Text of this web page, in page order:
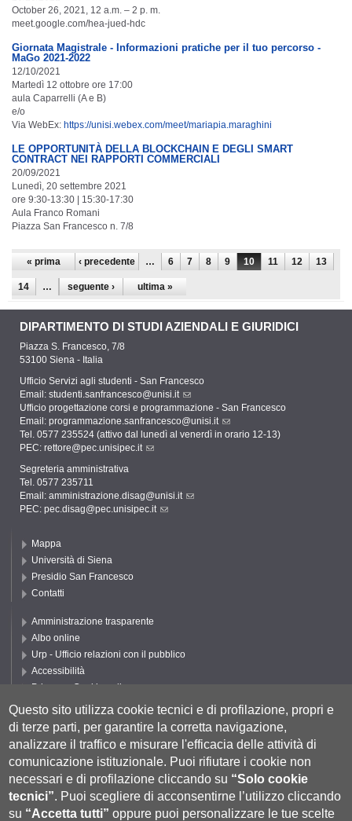
October 26, 2021, 12 a.m. – 2 p. m.
meet.google.com/hea-jued-hdc
Giornata Magistrale - Informazioni pratiche per il tuo percorso -
MaGo 2021-2022
12/10/2021
Martedì 12 ottobre ore 17:00
aula Caparrelli (A e B)
e/o
Via WebEx: https://unisi.webex.com/meet/mariapia.maraghini
LE OPPORTUNITÀ DELLA BLOCKCHAIN E DEGLI SMART
CONTRACT NEI RAPPORTI COMMERCIALI
20/09/2021
Lunedì, 20 settembre 2021
ore 9:30-13:30 | 15:30-17:30
Aula Franco Romani
Piazza San Francesco n. 7/8
Pagine
« prima ‹ precedente … 6 7 8 9 10 11 12 13
14 … seguente › ultima »
DIPARTIMENTO DI STUDI AZIENDALI E GIURIDICI
Piazza S. Francesco, 7/8
53100 Siena - Italia
Ufficio Servizi agli studenti - San Francesco
Email: studenti.sanfrancesco@unisi.it
Ufficio progettazione corsi e programmazione - San Francesco
Email: programmazione.sanfrancesco@unisi.it
Tel. 0577 235524 (attivo dal lunedì al venerdì in orario 12-13)
PEC: rettore@pec.unisipec.it
Segreteria amministrativa
Tel. 0577 235711
Email: amministrazione.disag@unisi.it
PEC: pec.disag@pec.unisipec.it
Mappa
Università di Siena
Presidio San Francesco
Contatti
Amministrazione trasparente
Albo online
Urp - Ufficio relazioni con il pubblico
Accessibilità
Privacy e Cookie policy
Cookie settings
Segui UNISI
Questo sito utilizza cookie tecnici e di profilazione, propri e
di terze parti, per garantire la corretta navigazione,
analizzare il traffico e misurare l'efficacia delle attività di
comunicazione istituzionale. Puoi rifiutare i cookie non
necessari e di profilazione cliccando su “Solo cookie
tecnici”. Puoi scegliere di acconsentirne l’utilizzo cliccando
su “Accetta tutti” oppure puoi personalizzare le tue scelte